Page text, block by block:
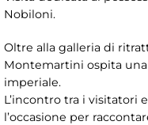
Nobiloni.
Oltre alla galleria di
Montemartini ospita
imperiale.
L’incontro tra i visitatori
l’occasione per